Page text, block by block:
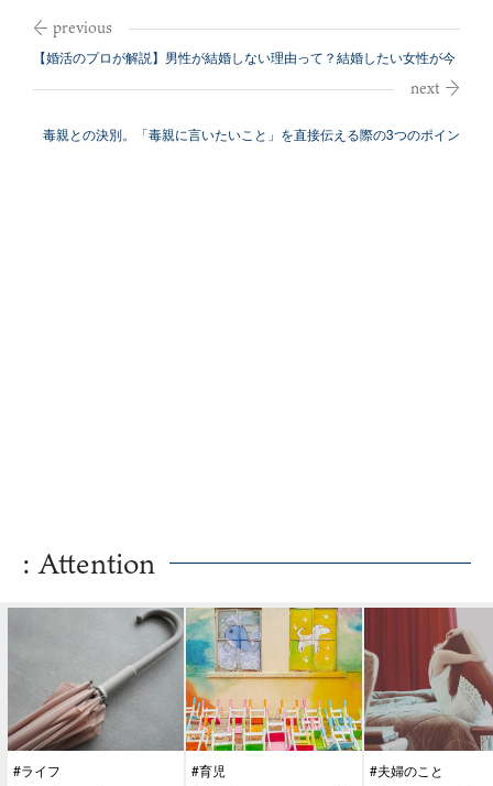
【婚活のプロが解説】男性が結婚しない理由って？結婚したい女性が今
毒親との決別。「毒親に言いたいこと」を直接伝える際の3つのポイン
: Attention
#ライフ #育児 #夫婦のこと